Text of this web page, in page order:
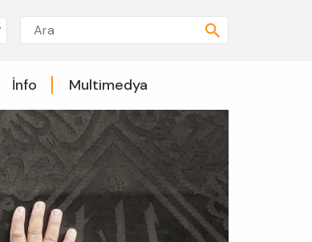
İnfo Multimedya